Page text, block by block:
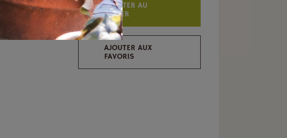
AJOUTER AU
PANIER
AJOUTER AUX
FAVORIS